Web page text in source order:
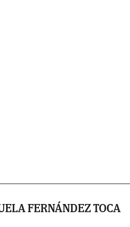
FERNÁNDEZ TOCA